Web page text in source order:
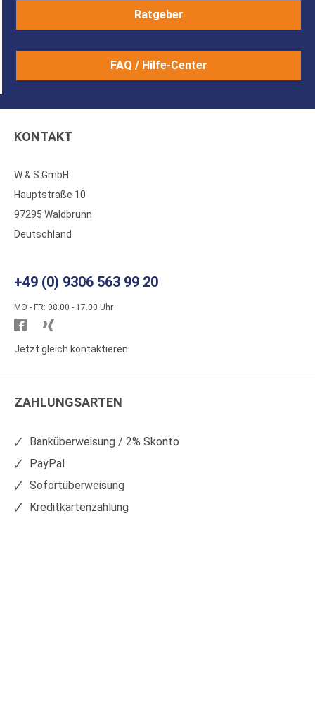
Ratgeber
FAQ / Hilfe-Center
KONTAKT
W & S GmbH
Hauptstraße 10
97295 Waldbrunn
Deutschland
+49 (0) 9306 563 99 20
MO - FR: 08.00 - 17.00 Uhr
Besuchen
Sie
auf
Sie
auf
Jetzt gleich kontaktieren
ZAHLUNGSARTEN
Banküberweisung / 2% Skonto
PayPal
Sofortüberweisung
Kreditkartenzahlung